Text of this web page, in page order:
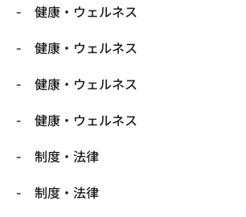
健康・ウェルネス
健康・ウェルネス
健康・ウェルネス
健康・ウェルネス
制度・法律
制度・法律